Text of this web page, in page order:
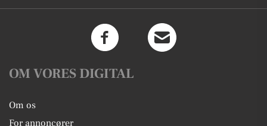
OM VORES DIGITAL
Om os
For annoncører